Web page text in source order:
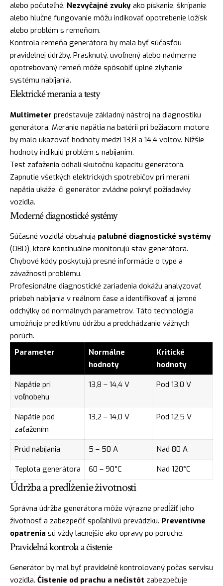
alebo počuteľné. Nezvyčajné zvuky ako pískanie, škrípanie
alebo hlučné fungovanie môžu indikovať opotrebenie ložísk
alebo problém s remeňom.
Kontrola remeňa generátora by mala byť súčasťou
pravidelnej údržby. Prasknutý, uvoľnený alebo nadmerne
opotrebovaný remeň môže spôsobiť úplné zlyhanie
systému nabíjania.
Elektrické merania a testy
Multimeter predstavuje základný nástroj na diagnostiku
generátora. Meranie napätia na batérii pri bežiacom motore
by malo ukazovať hodnoty medzi 13,8 a 14,4 voltov. Nižšie
hodnoty indikujú problém s nabíjaním.
Test zaťaženia odhalí skutočnú kapacitu generátora.
Zapnutie všetkých elektrických spotrebičov pri meraní
napätia ukáže, či generátor zvládne pokryť požiadavky
vozidla.
Moderné diagnostické systémy
Súčasné vozidlá obsahują palubné diagnostické systémy
(OBD), ktoré kontinuálne monitorujú stav generátora.
Chybové kódy poskytujú presné informácie o type a
závažnosti problému.
Profesionálne diagnostické zariadenia dokážu analyzovať
priebeh nabíjania v reálnom čase a identifikovať aj jemné
odchýlky od normálnych parametrov. Táto technológia
umožňuje prediktívnu údržbu a predchádzanie vážnych
porúch.
Parameter
Normálne
hodnoty
Kritické
hodnoty
Napätie pri
voľnobehu
13,8 – 14,4 V Pod 13,0 V
Napätie pod
zaťažením
13,2 – 14,0 V Pod 12,5 V
Prúd nabíjania 5 – 50 A
Nad 80 A
Teplota generátora
60 – 90°C Nad 120°C
Údržba a predĺženie životnosti
Správna údržba generátora môže výrazne predĺžiť jeho
životnosť a zabezpečiť spoľahlivú prevádzku. Preventívne
opatrenia sú vždy lacnejšie ako opravy po poruche.
Pravidelná kontrola a čistenie
Generátor by mal byť pravidelně kontrolovaný počas servisu
vozidla. Čistenie od prachu a nečistôt zabezpečuje